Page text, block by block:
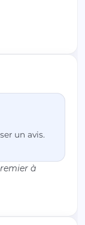
un avis.
à